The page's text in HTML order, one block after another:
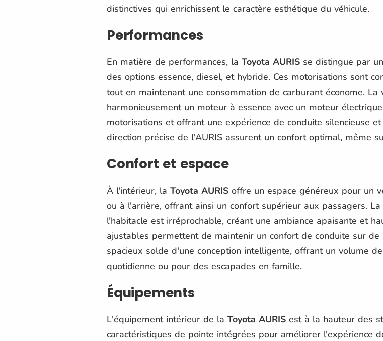
distinctives qui enrichissent le caractère esthétique du véhicule.
Performances
En matière de performances, la Toyota AURIS se distingue par
des options essence, diesel, et hybride. Ces motorisations sont
tout en maintenant une consommation de carburant économe.
harmonieusement un moteur à essence avec un moteur
motorisations et offrant une expérience de conduite silencieuse
direction précise de l'AURIS assurent un confort optimal, même
Confort et espace
À l'intérieur, la Toyota AURIS offre un espace généreux pour un
ou à l'arrière, offrant ainsi un confort supérieur aux passagers.
l'habitacle est irréprochable, créant une ambiance apaisante et
ajustables permettent de maintenir un confort de conduite sur
spacieux solde d'une conception intelligente, offrant un volume
quotidienne ou pour des escapades en famille.
Équipements
L'équipement intérieur de la Toyota AURIS est à la hauteur des
caractéristiques de pointe intégrées pour améliorer l'expérience